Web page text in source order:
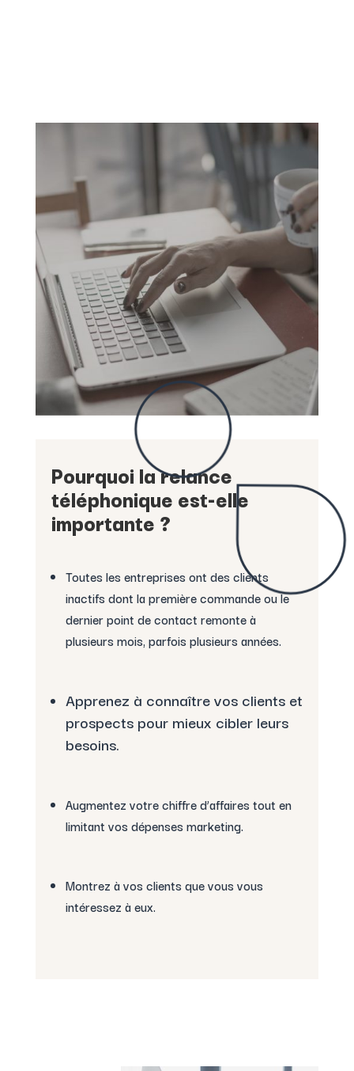
Pourquoi la relance
téléphonique est-elle
importante ?
Toutes les entreprises ont des clients
inactifs dont la première commande ou le
dernier point de contact remonte à
plusieurs mois, parfois plusieurs années.
Apprenez à connaître vos clients et
prospects pour mieux cibler leurs
besoins.
Augmentez votre chiffre d’affaires tout en
limitant vos dépenses marketing.
Montrez à vos clients que vous vous
intéressez à eux.